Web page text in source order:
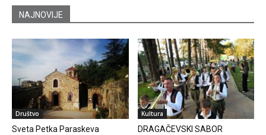
NAJNOVIJE
Društvo
Sveta Petka Paraskeva
Kultura
DRAGAČEVSKI SABOR